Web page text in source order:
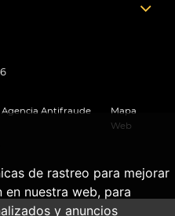
de rastreo para mejorar
nuestra web, para
y anuncios
Agencia Antifraude
Mapa
Web